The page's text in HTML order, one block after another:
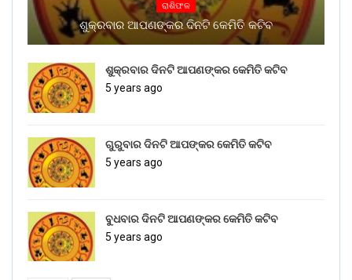
ରାଶିଫଳ
ଶୁକ୍ରବାର ଆପଣଙ୍କର ଦିନଟି କେମିତି କଟିବ
ଶୁକ୍ରବାର ଦିନଟି ଆପଣଙ୍କର କେମିତି କଟିବ
5 years ago
ଗୁରୁବାର ଦିନଟି ଆପଙ୍କର କେମିତି କଟିବ
5 years ago
ବୁଧବାର ଦିନଟି ଆପଣଙ୍କର କେମିତି କଟିବ
5 years ago